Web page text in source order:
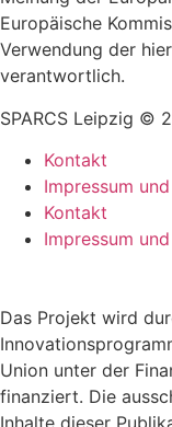
Europäische
Verwendung der
verantwortlich.
SPARCS Leipzig ©
Kontakt
Impressum
Kontakt
Impressum
Das Projekt wird
Union unter der
finanziert. Die